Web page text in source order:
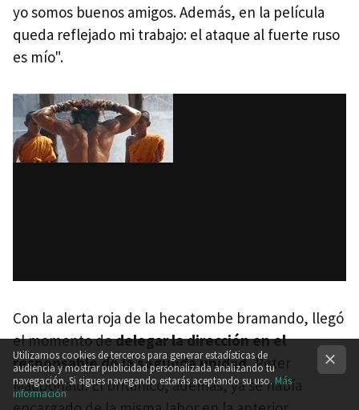
yo somos buenos amigos. Además, en la película
queda reflejado mi trabajo: el ataque al fuerte ruso
es mío".
Con la alerta roja de la hecatombe bramando, llegó
el momento dedelegar la dirección en el
responsable de la segunda unidad, Peter
MacDonald. El británico, además, ya se había
Utilizamos cookies de terceros para generar estadísticas de
audiencia y mostrar publicidad personalizada analizando tu
navegación. Si sigues navegando estarás aceptando su uso.Más
información